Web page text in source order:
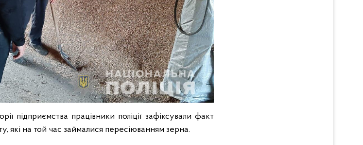
підприємства працівники поліції зафіксували факт
які на той час займалися пересіюванням зерна.